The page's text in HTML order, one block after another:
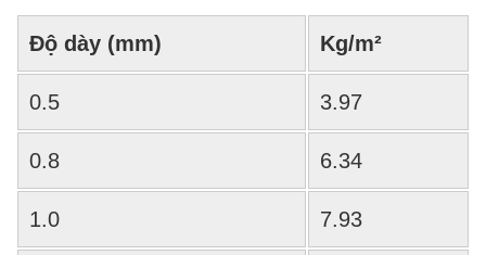
Độ dày (mm) Kg/m²
0.5 3.97
0.8 6.34
1.0 7.93